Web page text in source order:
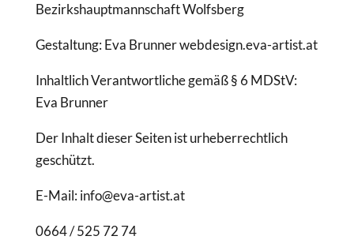
Bezirkshauptmannschaft Wolfsberg
Gestaltung: Eva Brunner webdesign.eva-artist.at
Inhaltlich Verantwortliche gemäß § 6 MDStV:
Eva Brunner
Der Inhalt dieser Seiten ist urheberrechtlich
geschützt.
E-Mail: info@eva-artist.at
0664 / 525 72 74